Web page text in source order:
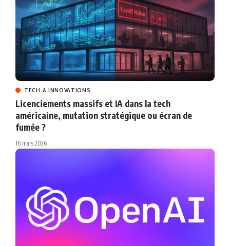
TECH & INNOVATIONS
Licenciements massifs et IA dans la tech
américaine, mutation stratégique ou écran de
fumée ?
16 mars 2026